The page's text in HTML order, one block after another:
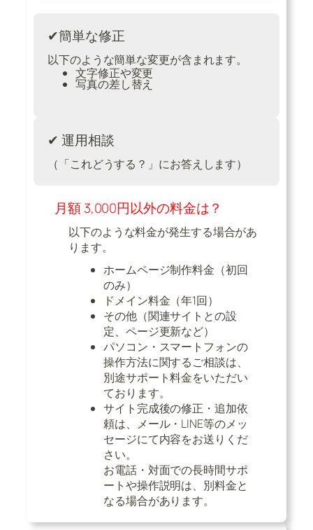
✔簡単な修正
以下のような簡単な変更が含まれます。
文字修正や変更
写真の差し替え
✔ 運用相談
（「これどうする？」にお答えします）
月額 3,000円以外の料金は？
以下のような料金が発生する場合があ
ります。
ホームページ制作料金（初回
のみ）
ドメイン料金（年1回）
その他（関連サイトとの設
定、ページ更新など）
パソコン・スマートフォンの
操作方法に関するご相談は、
別途サポート料金をいただい
ております。
サイト完成後の修正・追加依
頼は、メール・LINE等のメッ
セージにて内容をお送りくだ
さい。
お電話・対面での長時間サポ
ートや操作説明は、別料金と
なる場合があります。